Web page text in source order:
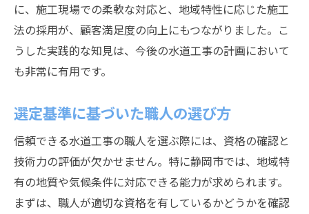
に、施工現場での柔軟な対応と、地域特性に応じた施工
法の採用が、顧客満足度の向上にもつながりました。こ
うした実践的な知見は、今後の水道工事の計画において
も非常に有用です。
選定基準に基づいた職人の選び方
信頼できる水道工事の職人を選ぶ際には、資格の確認と
技術力の評価が欠かせません。特に静岡市では、地域特
有の地質や気候条件に対応できる能力が求められます。
まずは、職人が適切な資格を有しているかどうかを確認